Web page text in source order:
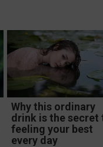
Why this ordinary
drink is the secret
feeling your best
every day